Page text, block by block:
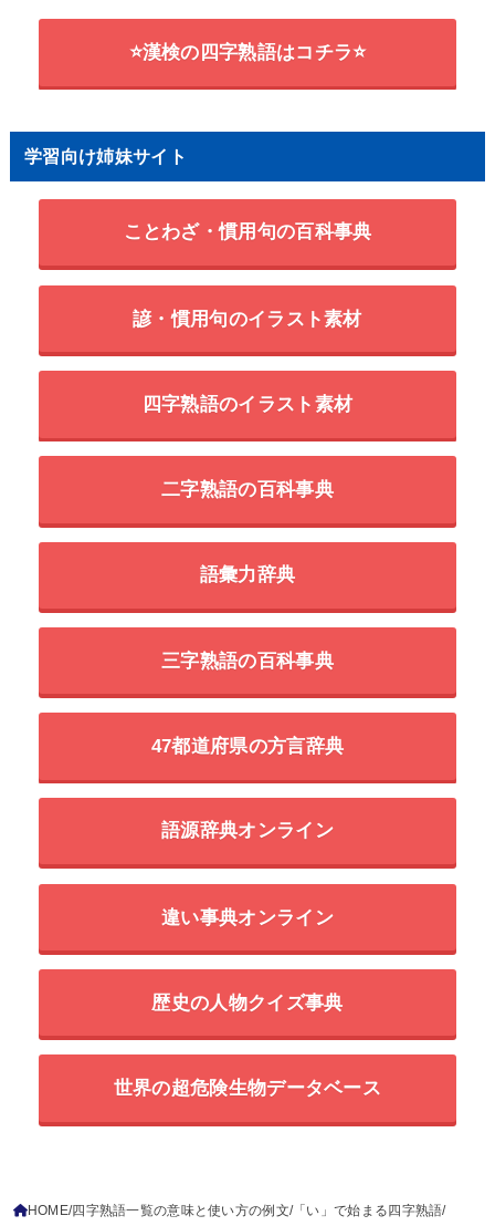
⭐漢検の四字熟語はコチラ⭐
学習向け姉妹サイト
ことわざ・慣用句の百科事典
諺・慣用句のイラスト素材
四字熟語のイラスト素材
二字熟語の百科事典
語彙力辞典
三字熟語の百科事典
47都道府県の方言辞典
語源辞典オンライン
違い事典オンライン
歴史の人物クイズ事典
世界の超危険生物データベース
HOME 四字熟語一覧の意味と使い方の例文 「い」で始まる四字熟語